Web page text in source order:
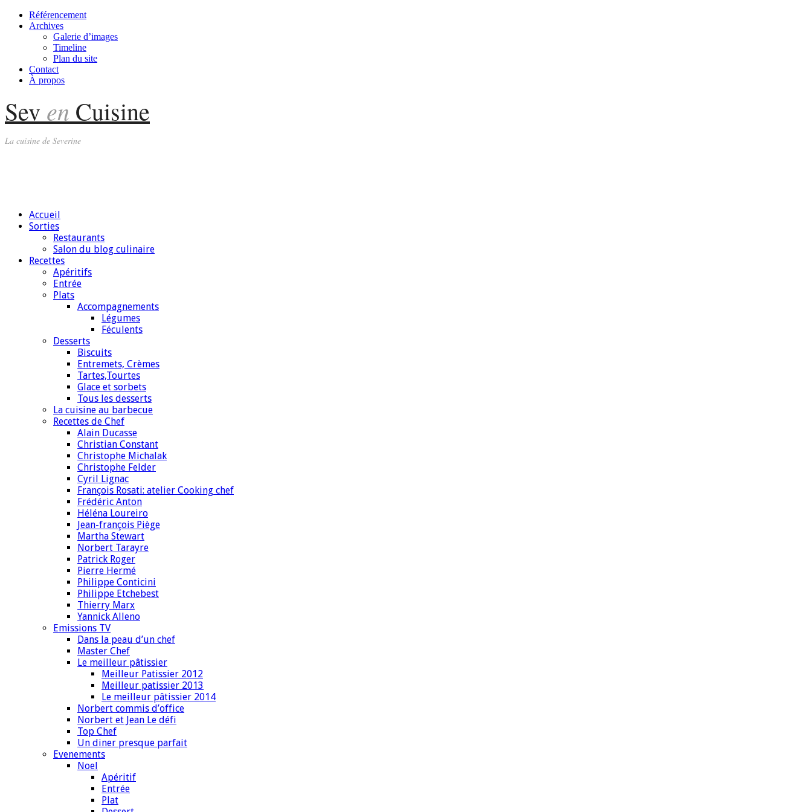
Référencement
Archives
Galerie d’images
Timeline
Plan du site
Contact
À propos
Sev en Cuisine
La cuisine de Severine
Accueil
Sorties
Restaurants
Salon du blog culinaire
Recettes
Apéritifs
Entrée
Plats
Accompagnements
Légumes
Féculents
Desserts
Biscuits
Entremets, Crèmes
Tartes,Tourtes
Glace et sorbets
Tous les desserts
La cuisine au barbecue
Recettes de Chef
Alain Ducasse
Christian Constant
Christophe Michalak
Christophe Felder
Cyril Lignac
François Rosati: atelier Cooking chef
Frédéric Anton
Héléna Loureiro
Jean-françois Piège
Martha Stewart
Norbert Tarayre
Patrick Roger
Pierre Hermé
Philippe Conticini
Philippe Etchebest
Thierry Marx
Yannick Alleno
Emissions TV
Dans la peau d’un chef
Master Chef
Le meilleur pâtissier
Meilleur Patissier 2012
Meilleur patissier 2013
Le meilleur pâtissier 2014
Norbert commis d’office
Norbert et Jean Le défi
Top Chef
Un diner presque parfait
Evenements
Noel
Apéritif
Entrée
Plat